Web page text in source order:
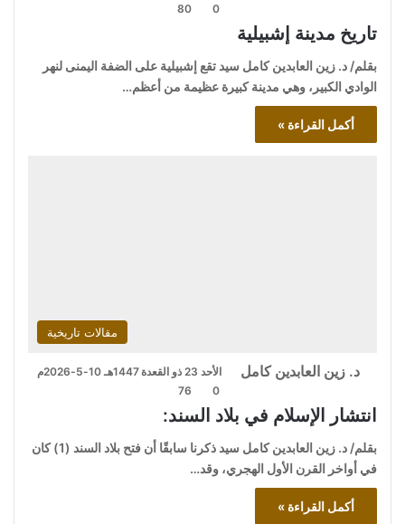
0
80
تاريخ مدينة إشبيلية
بقلم/ د. زين العابدين كامل سيد تقع إشبيلية على الضفة اليمنى لنهر
الوادي الكبير، وهي مدينة كبيرة عظيمة من أعظم…
أكمل القراءة »
مقالات تاريخية
د. زين العابدين كامل
الأحد 23 ذو القعدة 1447هـ 10-5-2026م
0
76
انتشار الإسلام في بلاد السند:
بقلم/ د. زين العابدين كامل سيد ذكرنا سابقًا أن فتح بلاد السند (1) كان
في أواخر القرن الأول الهجري، وقد…
أكمل القراءة »